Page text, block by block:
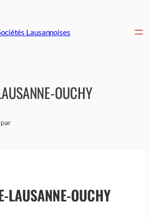
Lausannoises
OUCHY
par
LAUSANNE-OUCHY